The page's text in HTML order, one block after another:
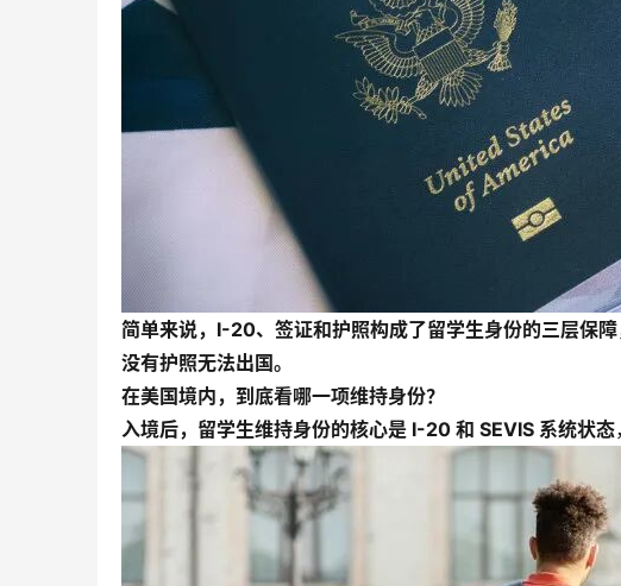
简单来说，I-20、签证和护照构成了留学生身份的三层保障
没有护照无法出国。
在美国境内，到底看哪一项维持身份？
入境后，留学生维持身份的核心是 I-20 和 SEVIS 系统状态